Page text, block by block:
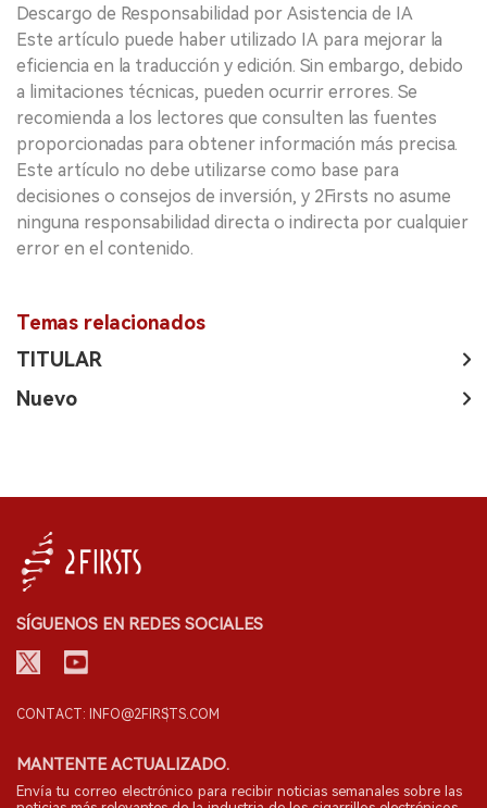
Descargo de Responsabilidad por Asistencia de IA
Este artículo puede haber utilizado IA para mejorar la
eficiencia en la traducción y edición. Sin embargo, debido
a limitaciones técnicas, pueden ocurrir errores. Se
recomienda a los lectores que consulten las fuentes
proporcionadas para obtener información más precisa.
Este artículo no debe utilizarse como base para
decisiones o consejos de inversión, y 2Firsts no asume
ninguna responsabilidad directa o indirecta por cualquier
error en el contenido.
Temas relacionados
TITULAR
Nuevo
SÍGUENOS EN REDES SOCIALES
CONTACT: INFO@2FIRSTS.COM
MANTENTE ACTUALIZADO.
Envía tu correo electrónico para recibir noticias semanales sobre las